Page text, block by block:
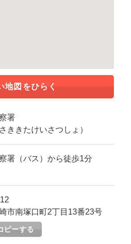
地図をひらく
署
ききたけいさつしょ）
署（バス）から徒歩1分
市南塚口町2丁目13番23号
ピーする